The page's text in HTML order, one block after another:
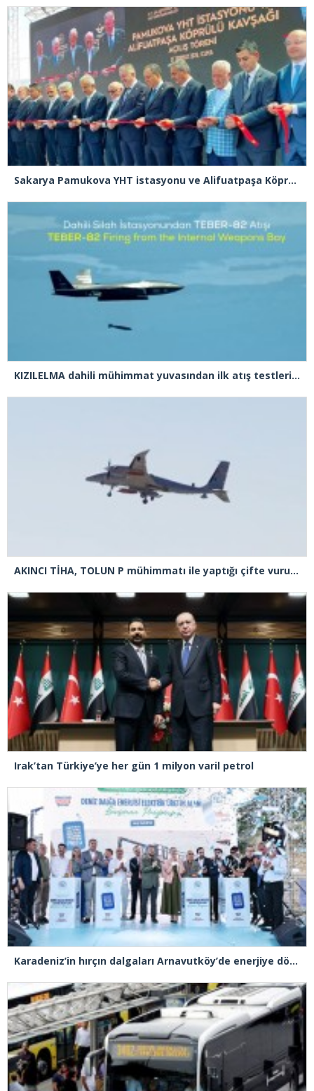
Sakarya Pamukova YHT istasyonu ve Alifuatpaşa Köprülü Kavşağı açılışı gerçekleşti
KIZILELMA dahili mühimmat yuvasından ilk atış testlerini başarıyla tamamladı
AKINCI TİHA, TOLUN P mühimmatı ile yaptığı çifte vuruşta hedefi tam isabetle vurdu
Irak’tan Türkiye’ye her gün 1 milyon varil petrol
Karadeniz’in hırçın dalgaları Arnavutköy’de enerjiye dönüştü